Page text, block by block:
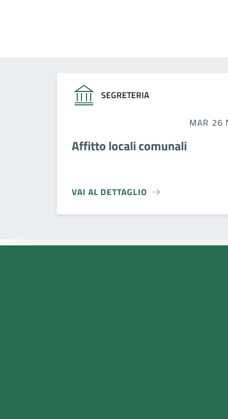
SEGRETERIA
MAR 26
Affitto locali comunali
VAI AL DETTAGLIO